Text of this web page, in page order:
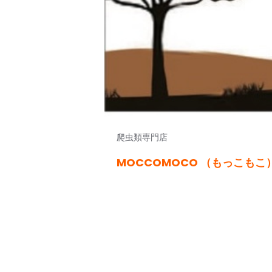
爬虫類専門店
MOCCOMOCO （もっこもこ